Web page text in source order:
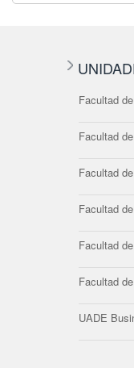
Facultad
Facultad
Facultad
Facultad
Facultad
Facultad
UADE